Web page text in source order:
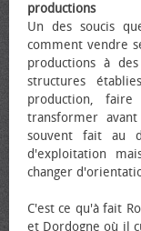
productions
Un des soucis
comment vendre
productions à
structures
production,
transformer
souvent fait au
d'exploitation
changer
C'est ce qu'à fait
et Dordogne où il